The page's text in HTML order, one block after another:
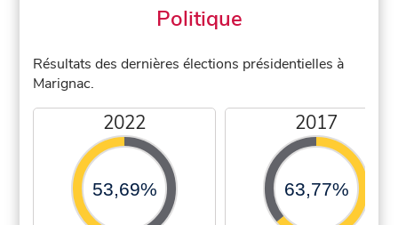
Politique
Résultats des dernières élections présidentielles à
Marignac.
2022
53,69%
2017
63,77%